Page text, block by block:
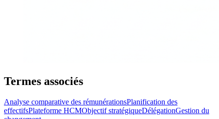
Termes associés
Analyse comparative des rémunérationsPlanification des
effectifsPlateforme HCMObjectif stratégiqueDélégationGestion du